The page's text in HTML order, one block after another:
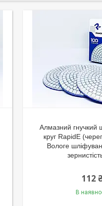
Алмазний гнучкий
круг RapidE
Вологе
112
В